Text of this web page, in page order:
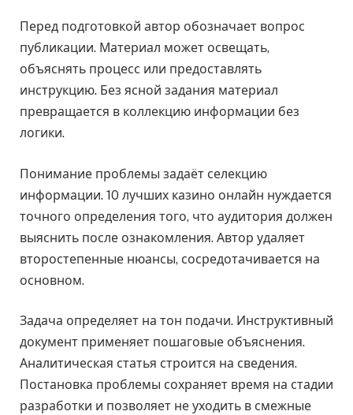
Перед подготовкой автор обозначает вопрос
публикации. Материал может освещать,
объяснять процесс или предоставлять
инструкцию. Без ясной задания материал
превращается в коллекцию информации без
логики.
Понимание проблемы задаёт селекцию
информации. 10 лучших казино онлайн нуждается
точного определения того, что аудитория должен
выяснить после ознакомления. Автор удаляет
второстепенные нюансы, сосредотачивается на
основном.
Задача определяет на тон подачи. Инструктивный
документ применяет пошаговые объяснения.
Аналитическая статья строится на сведения.
Постановка проблемы сохраняет время на стадии
разработки и позволяет не уходить в смежные